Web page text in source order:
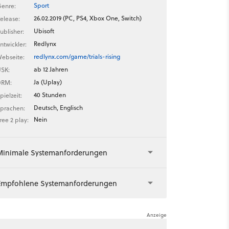
Sport
26.02.2019 (PC, PS4, Xbox One, Switch)
Ubisoft
Redlynx
redlynx.com/game/trials-rising
ab 12 Jahren
Ja (Uplay)
40 Stunden
Deutsch, Englisch
2 play:
Nein
Systemanforderungen
Systemanforderungen